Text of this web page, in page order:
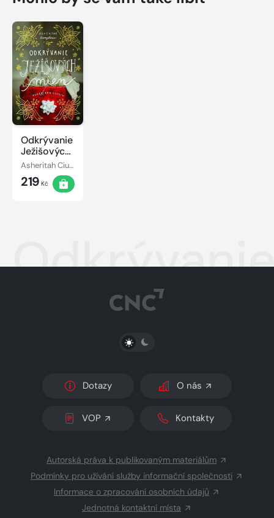
Odkrývanie
Ježišových
mien
Asheritah Ciuciu
219 Kč
PŘEPNOUT SVĚTLÝ/TMAVÝ REŽIM
Dotazy O nás
VOP Kontakty
Autorská práva k publikovaným materiálům
Podmínky pro užívání služby informační společnosti
Informace o zpracování osobních údajů
Jednotná kontaktní místa